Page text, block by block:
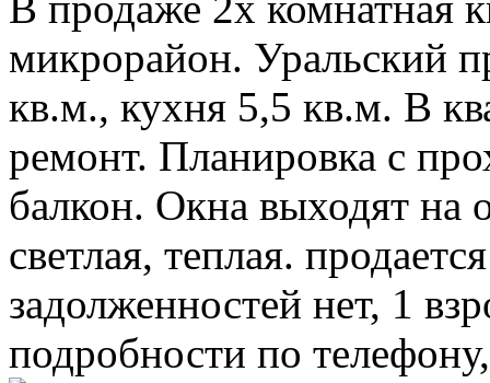
микрорайон. Уральский
кв.м., кухня 5,5 кв.м. В
ремонт. Планировка с
балкон. Окна выходят на
светлая, теплая.
задолженностей нет, 1
подробности по